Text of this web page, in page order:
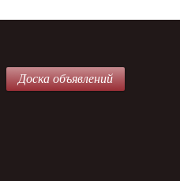
Доска объявлений